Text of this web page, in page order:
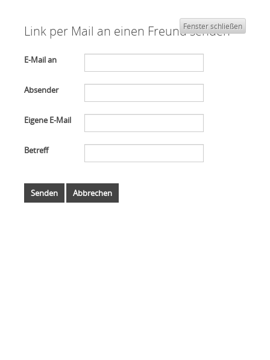
Link per Mail an einen Freund senden
Fenster schließen
E-Mail an
Absender
Eigene E-Mail
Betreff
Senden Abbrechen